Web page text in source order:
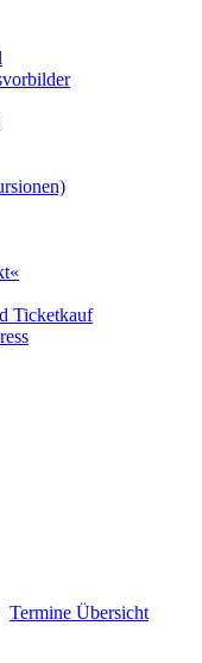
Ticketkauf
Termine Übersicht